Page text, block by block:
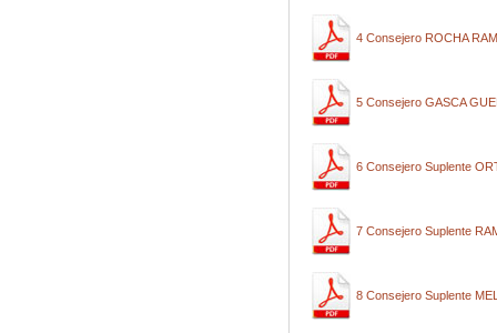
4 Consejero ROCHA
5 Consejero GASCA
6 Consejero Suplente
7 Consejero Suplente
8 Consejero Suplente